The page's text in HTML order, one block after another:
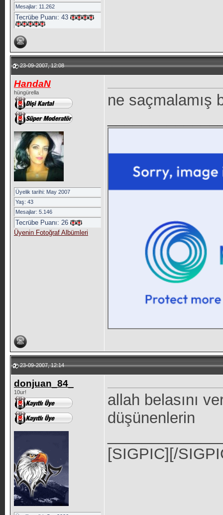
Mesajlar: 11.262
Tecrübe Puanı: 43
23-09-2007, 12:08
HandaN
hüngürella
Üyelik tarihi: May 2007
Yaş: 43
Mesajlar: 5.146
Tecrübe Puanı: 26
Üyenin Fotoğraf Albümleri
ne saçmalamış
23-09-2007, 12:14
donjuan_84_
10ur!
allah belasını
düşünenlerin
[SIGPIC][/